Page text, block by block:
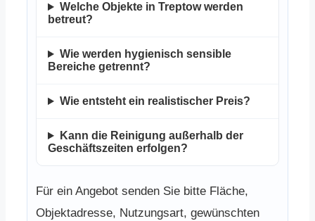
Welche Objekte in Treptow werden
betreut?
Wie werden hygienisch sensible
Bereiche getrennt?
Wie entsteht ein realistischer Preis?
Kann die Reinigung außerhalb der
Geschäftszeiten erfolgen?
Für ein Angebot senden Sie bitte Fläche,
Objektadresse, Nutzungsart, gewünschten